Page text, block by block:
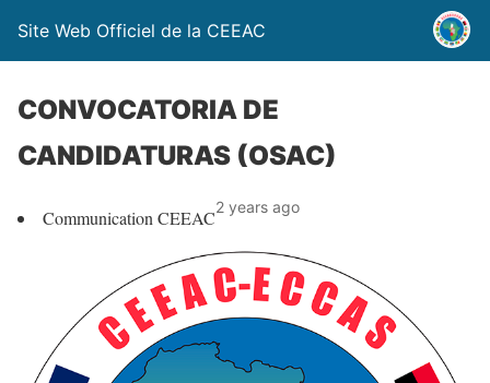
Site Web Officiel de la CEEAC
CONVOCATORIA DE
CANDIDATURAS (OSAC)
Communication CEEAC2 years ago